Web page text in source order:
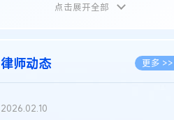
植物新品种
地理标志 更多 >>
集成电路布图设计
点击展开全部
律师动态 更多 >>
2026.02.10